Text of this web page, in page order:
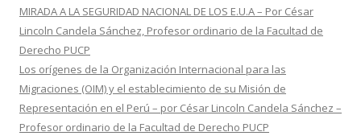
MIRADA A LA SEGURIDAD NACIONAL DE LOS E.U.A – Por César
Lincoln Candela Sánchez, Profesor ordinario de la Facultad de
Derecho PUCP
Los orígenes de la Organización Internacional para las
Migraciones (OIM) y el establecimiento de su Misión de
Representación en el Perú – por César Lincoln Candela Sánchez –
Profesor ordinario de la Facultad de Derecho PUCP